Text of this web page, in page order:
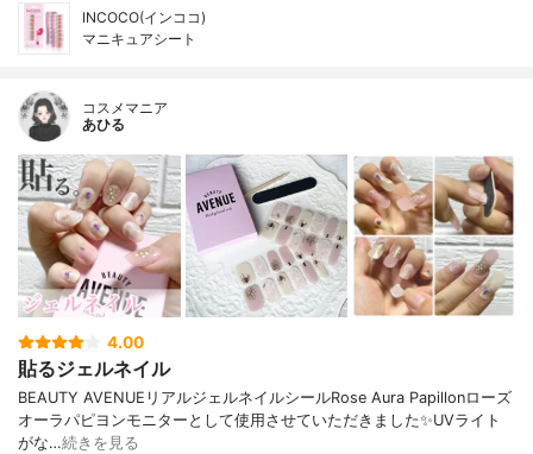
INCOCO(インココ)
マニキュアシート
コスメマニア
あひる
4.00
貼るジェルネイル
BEAUTY AVENUEリアルジェルネイルシールRose Aura Papillonローズ
オーラパピヨンモニターとして使用させていただきました✨UVライト
がな…続きを見る